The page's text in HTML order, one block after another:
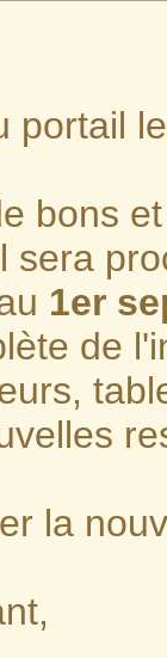
portail
bons
sera
1er
de
la